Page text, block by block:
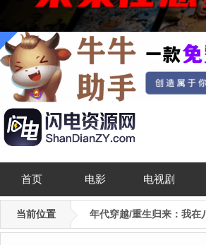
首页 电影 电视剧
当前位置 年代穿越/重生归来：我在